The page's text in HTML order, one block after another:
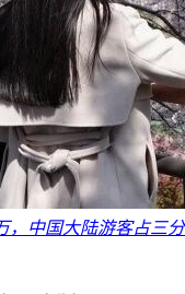
，中国大陆游客占三